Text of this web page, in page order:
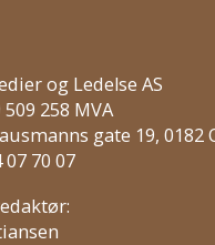
og Ledelse AS
258 MVA
gate 19, 0182
70 07